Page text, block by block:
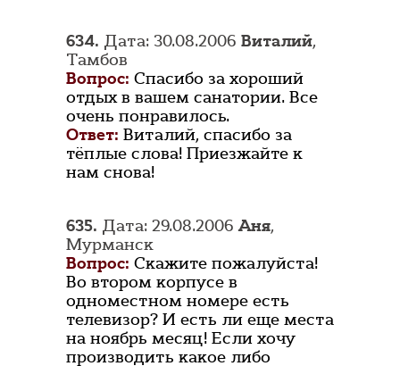
634. Дата: 30.08.2006 Виталий,
Тамбов
Вопрос: Спасибо за хороший
отдых в вашем санатории. Все
очень понравилось.
Ответ: Виталий, спасибо за
тёплые слова! Приезжайте к
нам снова!
635. Дата: 29.08.2006Аня,
Мурманск
Вопрос: Скажите пожалуйста!
Во втором корпусе в
одноместном номере есть
телевизор? И есть ли еще места
на ноябрь месяц! Если хочу
производить какое либо